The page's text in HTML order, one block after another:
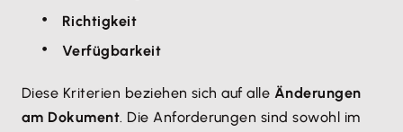
Richtigkeit
Verfügbarkeit
Diese Kriterien beziehen sich auf alle Änderungen
am Dokument. Die Anforderungen sind sowohl im